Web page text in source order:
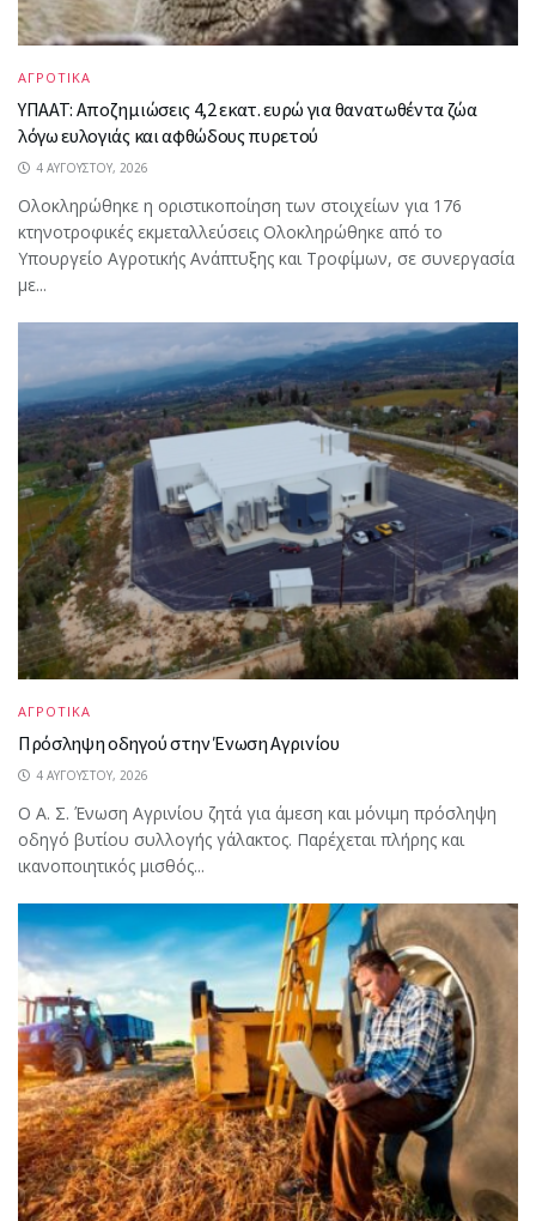
ΑΓΡΟΤΙΚΑ
ΥΠΑΑΤ: Αποζημιώσεις 4,2 εκατ. ευρώ για θανατωθέντα ζώα
λόγω ευλογιάς και αφθώδους πυρετού
4 ΑΥΓΟΎΣΤΟΥ, 2026
Ολοκληρώθηκε η οριστικοποίηση των στοιχείων για 176
κτηνοτροφικές εκμεταλλεύσεις Ολοκληρώθηκε από το
Υπουργείο Αγροτικής Ανάπτυξης και Τροφίμων, σε συνεργασία
με...
ΑΓΡΟΤΙΚΑ
Πρόσληψη οδηγού στην Ένωση Αγρινίου
4 ΑΥΓΟΎΣΤΟΥ, 2026
Ο Α. Σ. Ένωση Αγρινίου ζητά για άμεση και μόνιμη πρόσληψη
οδηγό βυτίου συλλογής γάλακτος. Παρέχεται πλήρης και
ικανοποιητικός μισθός...